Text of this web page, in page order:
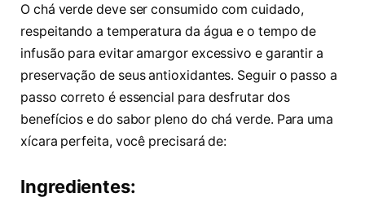
O chá verde deve ser consumido com cuidado,
respeitando a temperatura da água e o tempo de
infusão para evitar amargor excessivo e garantir a
preservação de seus antioxidantes. Seguir o passo a
passo correto é essencial para desfrutar dos
benefícios e do sabor pleno do chá verde. Para uma
xícara perfeita, você precisará de:
Ingredientes: